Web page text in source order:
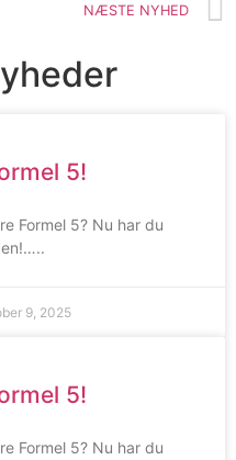
NÆSTE NYHED
5!
Formel 5? Nu har du
9, 2025
5!
Formel 5? Nu har du